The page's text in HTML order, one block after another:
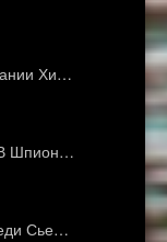
Хи…
Шпион…
Сье…